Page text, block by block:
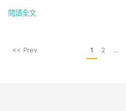
閱讀全文
<< Prev 1 2 ...